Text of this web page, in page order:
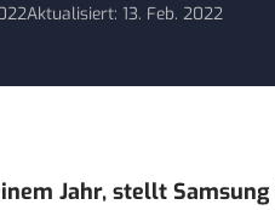
Aktualisiert: 13. Feb. 2022
Jahr, stellt